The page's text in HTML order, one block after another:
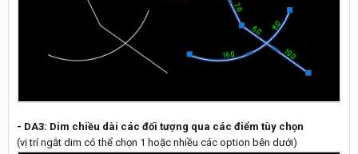
- DA3: Dim chiều dài các đối tượng qua các điểm tùy chọn
(vị trí ngắt dim có thể chọn 1 hoặc nhiều các option bên dưới)